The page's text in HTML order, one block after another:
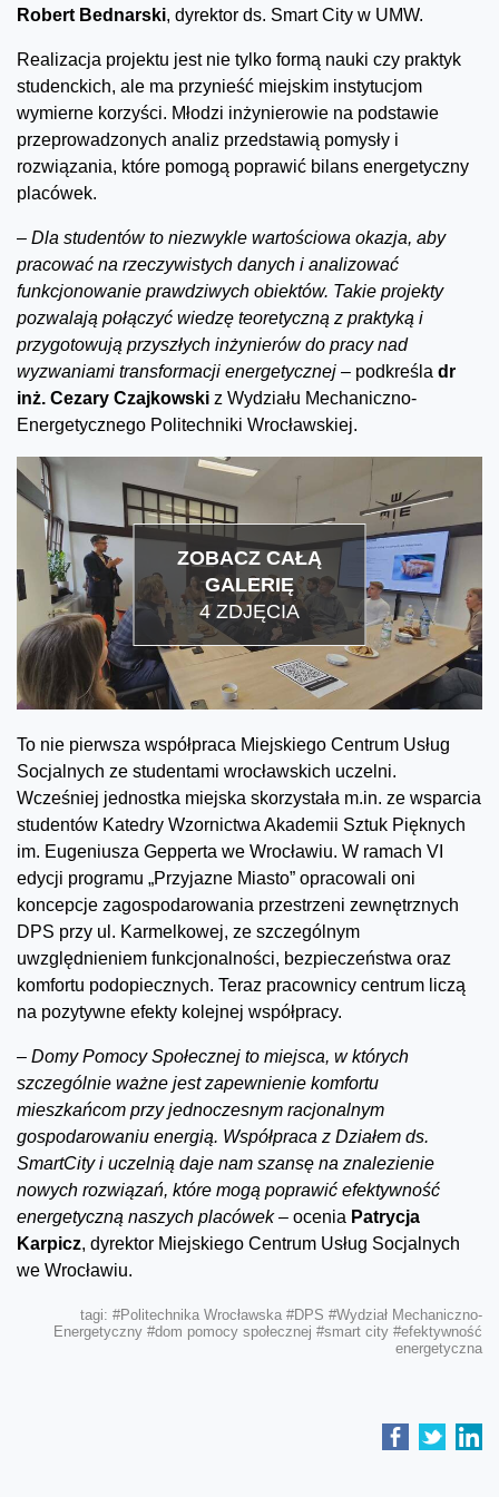
Robert Bednarski, dyrektor ds. Smart City w UMW.
Realizacja projektu jest nie tylko formą nauki czy praktyk
studenckich, ale ma przynieść miejskim instytucjom
wymierne korzyści. Młodzi inżynierowie na podstawie
przeprowadzonych analiz przedstawią pomysły i
rozwiązania, które pomogą poprawić bilans energetyczny
placówek.
– Dla studentów to niezwykle wartościowa okazja, aby
pracować na rzeczywistych danych i analizować
funkcjonowanie prawdziwych obiektów. Takie projekty
pozwalają połączyć wiedzę teoretyczną z praktyką i
przygotowują przyszłych inżynierów do pracy nad
wyzwaniami transformacji energetycznej – podkreśla dr
inż. Cezary Czajkowski z Wydziału Mechaniczno-
Energetycznego Politechniki Wrocławskiej.
ZOBACZ CAŁĄ
GALERIĘ
4 ZDJĘCIA
To nie pierwsza współpraca Miejskiego Centrum Usług
Socjalnych ze studentami wrocławskich uczelni.
Wcześniej jednostka miejska skorzystała m.in. ze wsparcia
studentów Katedry Wzornictwa Akademii Sztuk Pięknych
im. Eugeniusza Gepperta we Wrocławiu. W ramach VI
edycji programu „Przyjazne Miasto” opracowali oni
koncepcje zagospodarowania przestrzeni zewnętrznych
DPS przy ul. Karmelkowej, ze szczególnym
uwzględnieniem funkcjonalności, bezpieczeństwa oraz
komfortu podopiecznych. Teraz pracownicy centrum liczą
na pozytywne efekty kolejnej współpracy.
– Domy Pomocy Społecznej to miejsca, w których
szczególnie ważne jest zapewnienie komfortu
mieszkańcom przy jednoczesnym racjonalnym
gospodarowaniu energią. Współpraca z Działem ds.
SmartCity i uczelnią daje nam szansę na znalezienie
nowych rozwiązań, które mogą poprawić efektywność
energetyczną naszych placówek – ocenia Patrycja
Karpicz, dyrektor Miejskiego Centrum Usług Socjalnych
we Wrocławiu.
tagi: #Politechnika Wrocławska #DPS #Wydział Mechaniczno-
Energetyczny #dom pomocy społecznej #smart city #efektywność
energetyczna